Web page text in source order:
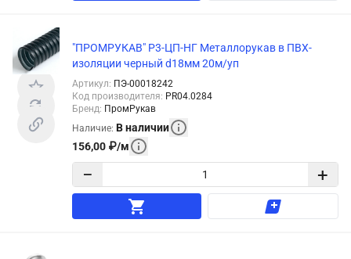
"ПРОМРУКАВ" Р3-ЦП-НГ Металлорукав в ПВХ-
изоляции черный d18мм 20м/уп
Артикул: ПЭ-00018242
Код производителя: PR04.0284
Бренд: ПромРукав
Наличие: В наличии
156,00 ₽/м
− +